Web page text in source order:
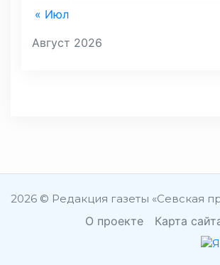
Август 2026
« Июл
2026 © Редакция газеты «Севская
О проекте Карта